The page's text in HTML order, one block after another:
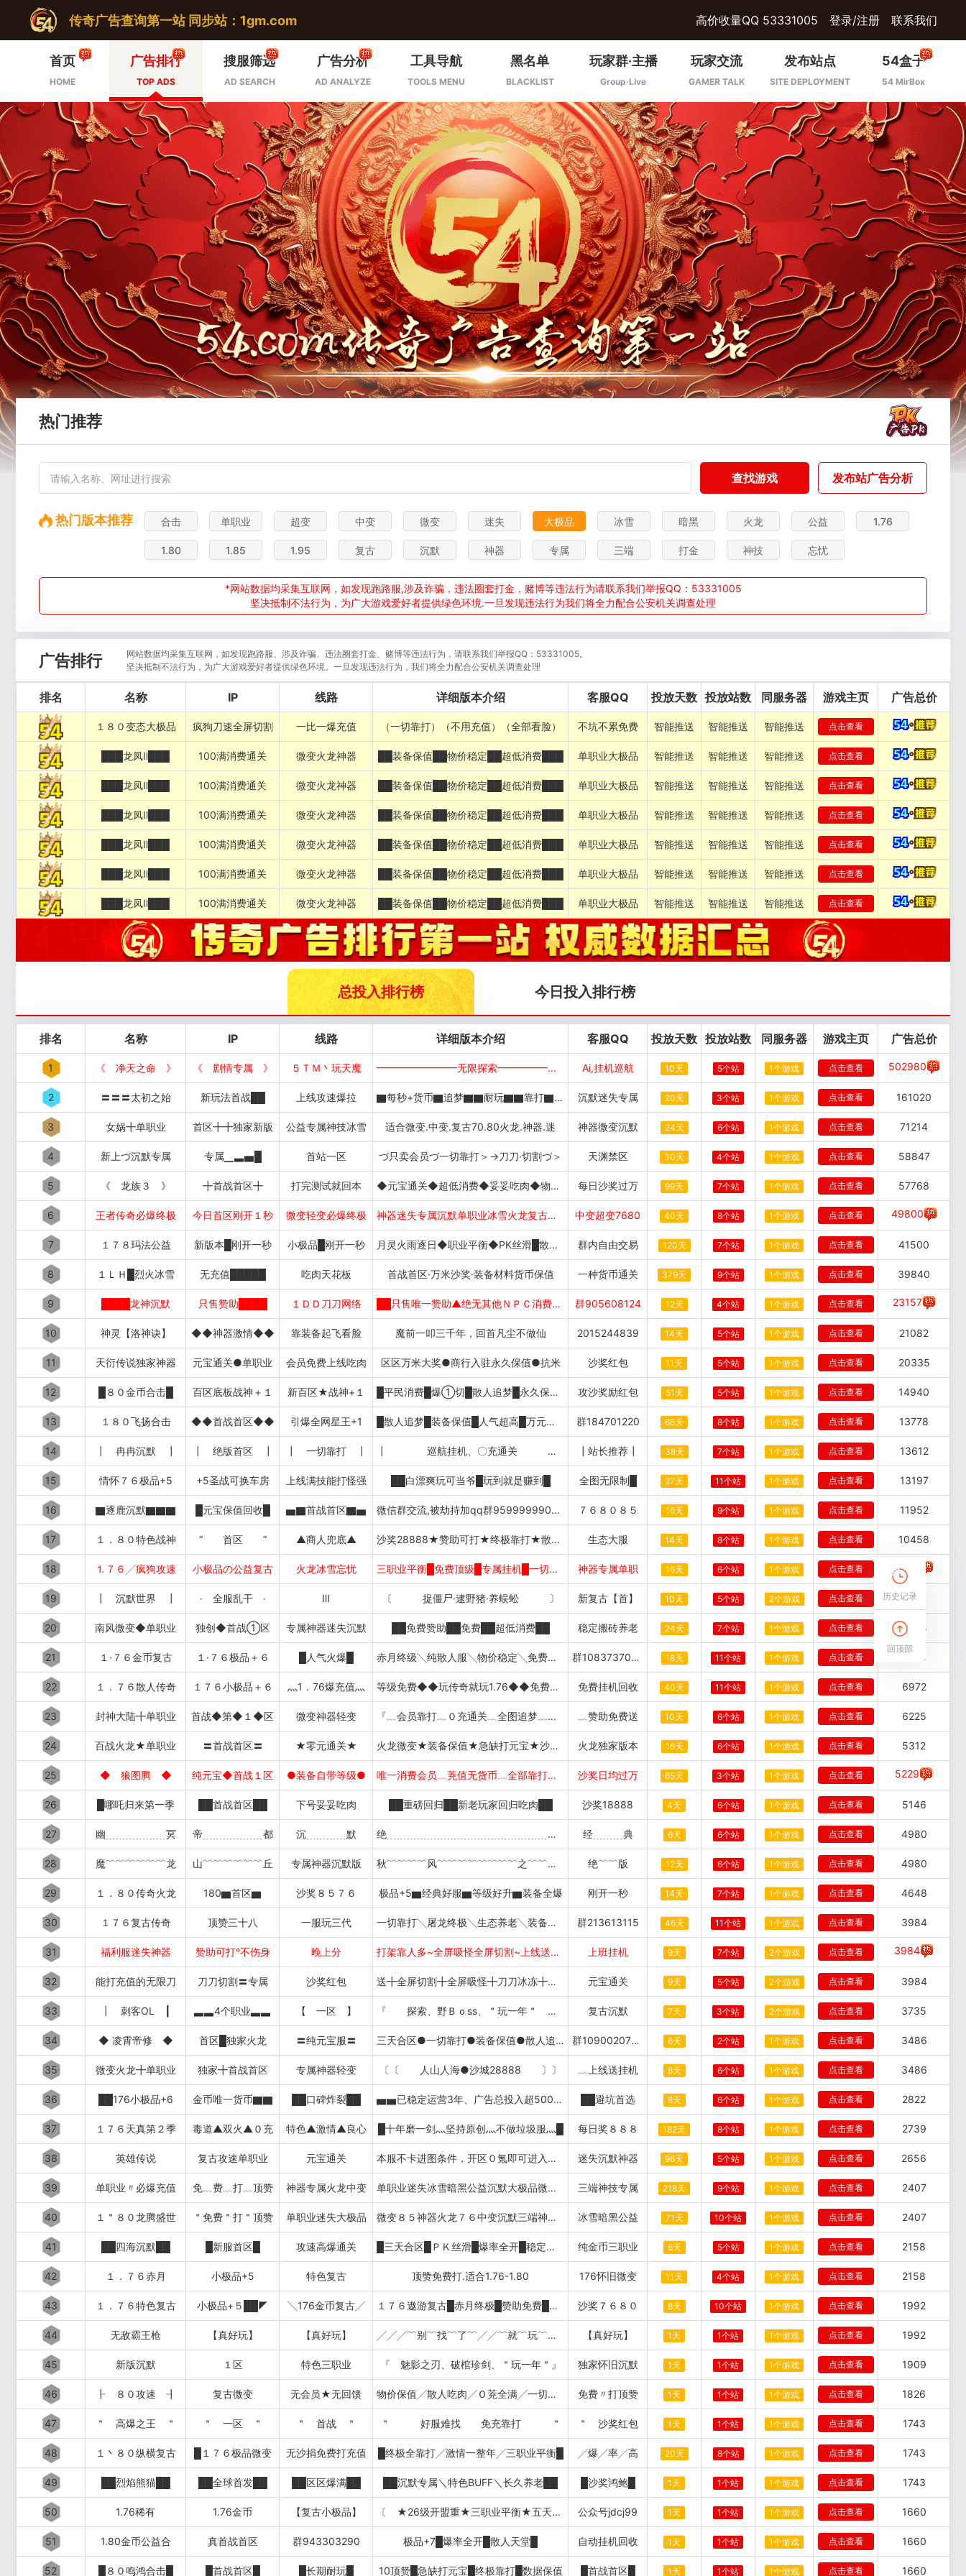
传奇广告查询第一站 同步站：1gm.com 高价收量QQ 53331005 登录/注册 联系我们
首页
HOME
广告排行
TOP ADS
搜服筛选
AD SEARCH
广告分析
AD ANALYZE
工具导航
TOOLS MENU
黑名单
BLACKLIST
玩家群·主播
Group·Live
玩家交流
GAMER TALK
发布站点
SITE DEPLOYMENT
54盒子
54 MirBox
热门推荐
查找游戏 发布站广告分析
热门版本推荐 合击 单职业 超变 中变 微变 迷失 大极品 冰雪 暗黑 火龙 公益 1.76
1.80 1.85 1.95 复古 沉默 神器 专属 三端 打金 神技 忘忧
*网站数据均采集互联网，如发现跑路服,涉及诈骗，违法圈套打金，赌博等违法行为请联系我们举报QQ：53331005
坚决抵制不法行为，为广大游戏爱好者提供绿色环境.一旦发现违法行为我们将全力配合公安机关调查处理
广告排行
网站数据均采集互联网，如发现跑路服、涉及诈骗、违法圈套打金、赌博等违法行为，请联系我们举报QQ：53331005。
坚决抵制不法行为，为广大游戏爱好者提供绿色环境。一旦发现违法行为，我们将全力配合公安机关调查处理
排名 名称 IP 线路 详细版本介绍 客服QQ 投放天数 投放站数 同服务器 游戏主页 广告总价
１８０变态大极品 疯狗刀速全屏切割 一比一爆充值 （一切靠打）（不用充值）（全部看脸） 不坑不累免费 智能推送 智能推送 智能推送 点击查看
███龙凤Ⅱ███ 100满消费通关 微变火龙神器 ██装备保值██物价稳定██超低消费███ 单职业大极品 智能推送 智能推送 智能推送 点击查看
███龙凤Ⅱ███ 100满消费通关 微变火龙神器 ██装备保值██物价稳定██超低消费███ 单职业大极品 智能推送 智能推送 智能推送 点击查看
███龙凤Ⅱ███ 100满消费通关 微变火龙神器 ██装备保值██物价稳定██超低消费███ 单职业大极品 智能推送 智能推送 智能推送 点击查看
███龙凤Ⅱ███ 100满消费通关 微变火龙神器 ██装备保值██物价稳定██超低消费███ 单职业大极品 智能推送 智能推送 智能推送 点击查看
███龙凤Ⅱ███ 100满消费通关 微变火龙神器 ██装备保值██物价稳定██超低消费███ 单职业大极品 智能推送 智能推送 智能推送 点击查看
███龙凤Ⅱ███ 100满消费通关 微变火龙神器 ██装备保值██物价稳定██超低消费███ 单职业大极品 智能推送 智能推送 智能推送 点击查看
总投入排行榜 今日投入排行榜
排名 名称 IP 线路 详细版本介绍 客服QQ 投放天数 投放站数 同服务器 游戏主页 广告总价
1 《 净天之命 》 《 剧情专属 》 ５ＴＭ丶玩天魔 ━━━━━━━━无限探索━━━━━━━━ Ai,挂机巡航 10天 5个站 1个游戏 点击查看 502980
2 〓〓〓太初之始 新玩法首战██ 上线攻速爆拉 ▇每秒+货币▇追梦▇▇耐玩▇▇靠打▇▇免 沉默迷失专属 20天 3个站 1个游戏 点击查看 161020
3 女娲╋单职业 首区╋╋独家新版 公益专属神技冰雪 适合微变.中变.复古70.80火龙.神器.迷 神器微变沉默 24天 6个站 1个游戏 点击查看 71214
4 新上づ沉默专属 专属▁▃▅█ 首站一区 づ只卖会员づ一切靠打＞→刀刀·切割づ＞ 天渊禁区 30天 4个站 1个游戏 点击查看 58847
5 《 龙族３ 》 ╋首战首区╋ 打完测试就回本 ◆元宝通关◆超低消费◆妥妥吃肉◆物价稳定 每日沙奖过万 99天 7个站 1个游戏 点击查看 57768
6 王者传奇必爆终极 今日首区刚开１秒 微变轻变必爆终极 神器迷失专属沉默单职业冰雪火龙复古神技 中变超变7680 40天 8个站 1个游戏 点击查看 49800
7 １７８玛法公益 新版本█刚开一秒 小极品█刚开一秒 月灵火雨逐日◆职业平衡◆PK丝滑█散人追 群内自由交易 120天 7个站 1个游戏 点击查看 41500
8 １ＬＨ█烈火冰雪 无充值█████ 吃肉天花板 首战首区·万米沙奖·装备材料货币保值 一种货币通关 379天 9个站 1个游戏 点击查看 39840
9 ████龙神沉默 只售赞助████ １ＤＤ刀刀网络 ██只售唯一赞助▲绝无其他ＮＰＣ消费██ 群905608124 12天 4个站 1个游戏 点击查看 23157
10 神灵【洛神诀】 ◆◆神器激情◆◆ 靠装备起飞看脸 魔前一叩三千年，回首凡尘不做仙 2015244839 14天 5个站 1个游戏 点击查看 21082
11 天衍传说独家神器 元宝通关●单职业 会员免费上线吃肉 区区万米大奖●商行入驻永久保值●抗米 沙奖红包 11天 5个站 1个游戏 点击查看 20335
12 █８０金币合击█ 百区底板战神＋１ 新百区★战神+１ █平民消费█爆①切█散人追梦█永久保值█ 攻沙奖励红包 51天 5个站 1个游戏 点击查看 14940
13 １８０飞扬合击 ◆◆首战首区◆◆ 引爆全网星王+1 █散人追梦█装备保值█人气超高█万元沙奖 群184701220 66天 8个站 1个游戏 点击查看 13778
14 ┃ 冉冉沉默 ┃ ┃ 绝版首区 ┃ ┃ 一切靠打 ┃ ┃ 巡航挂机、〇充通关 ┃ ┃站长推荐┃ 38天 7个站 1个游戏 点击查看 13612
15 情怀７６极品+5 +5圣战可换车房 上线满技能打怪强 ██白漂爽玩可当爷█玩到就是赚到█ 全图无限制█ 27天 11个站 1个游戏 点击查看 13197
16 ▇逐鹿沉默▇▇▇ █元宝保值回收█ ▅▇首战首区▇▅ 微信群交流,被劫持加qq群959999990下载 ７６８０８５ 16天 9个站 1个游戏 点击查看 11952
17 １．８０特色战神 “ 首区 ” ▲商人兜底▲ 沙奖28888★赞助可打★终极靠打★散人追梦 生态大服 14天 8个站 1个游戏 点击查看 10458
18 ⒈７６╱疯狗攻速 小极品の公益复古 火龙冰雪忘忧 三职业平衡█免费顶级█专属挂机█一切靠打 神器专属单职 16天 6个站 1个游戏 点击查看 9628
19 ┃ 沉默世界 ┃ · 全服乱干 · Ⅲ 〔 捉僵尸·逮野猪·养蜈蚣 〕 新复古【首】 10天 5个站 2个游戏 点击查看 9296
20 南风微变◆单职业 独创◆首战①区 专属神器迷失沉默 ██免费赞助██免费██超低消费██ 稳定搬砖养老 24天 7个站 1个游戏 点击查看 8964
21 １·７６金币复古 １·７６极品＋６ █人气火爆█ 赤月终级╲纯散人服╲物价稳定╲免费挂机 群1083737056 18天 11个站 1个游戏 点击查看 7968
22 １．７６散人传奇 １７６小极品＋６ 灬1．76爆充值灬 等级免费◆◆玩传奇就玩1.76◆◆免费挂机 免费挂机回收 40天 11个站 1个游戏 点击查看 6972
23 封神大陆╋单职业 首战◆第◆１◆区 微变神器轻变 『﹏会员靠打﹏０充通关﹏全图追梦﹏货币保 ﹏赞助免费送 10天 6个站 1个游戏 点击查看 6225
24 百战火龙★单职业 〓首战首区〓 ★零元通关★ 火龙微变★装备保值★急缺打元宝★沙奖红包 火龙独家版本 16天 6个站 1个游戏 点击查看 5312
25 ◆ 狼图腾 ◆ 纯元宝◆首战１区 ●装备自带等级● 唯一消费会员﹏茺值无货币﹏全部靠打﹏吃肉 沙奖日均过万 65天 3个站 1个游戏 点击查看 5229
26 █哪吒归来第一季 ██首战首区██ 下号妥妥吃肉 ██重磅回归██新老玩家回归吃肉██ 沙奖18888 4天 6个站 1个游戏 点击查看 5146
27 幽﹍﹍﹍﹍﹍﹍冥 帝﹍﹍﹍﹍﹍﹍都 沉﹍﹍﹍﹍默 绝﹍﹍﹍﹍﹍﹍﹍﹍﹍﹍﹍﹍﹍﹍﹍﹍﹍﹍版 经﹍﹍﹍典 6天 6个站 1个游戏 点击查看 4980
28 魔﹌﹌﹌﹌﹌﹌龙 山﹌﹌﹌﹌﹌﹌丘 专属神器沉默版 秋﹌﹌﹌﹌风﹌﹌﹌﹌﹌﹌﹌﹌之﹌﹌﹌﹌城 绝﹌﹌版 12天 6个站 1个游戏 点击查看 4980
29 １．８０传奇火龙 180▆首区▆ 沙奖８５７６ 极品+5▆经典好服▆等级好升▆装备全爆 刚开一秒 14天 7个站 1个游戏 点击查看 4648
30 １７６复古传奇 顶赞三十八 一服玩三代 一切靠打╲屠龙终极╲生态养老╲装备保值 群213613115 46天 11个站 1个游戏 点击查看 3984
31 福利服迷失神器 赞助可打°不伤身 晚上分 打架靠人多~全屏吸怪全屏切割~上线送赞助 上班挂机 9天 7个站 2个游戏 点击查看 3984
32 能打充值的无限刀 刀刀切割〓专属 沙奖红包 送╋全屏切割╋全屏吸怪╋刀刀冰冻╋赞助直 元宝通关 9天 5个站 2个游戏 点击查看 3984
33 ┃ 刺客OL ┃ ▃▃4个职业▃▃ 【 一区 】 『 探索、野Ｂｏss、＂玩一年＂ 』 复古沉默 7天 3个站 2个游戏 点击查看 3735
34 ◆ 凌霄帝修 ◆ 首区█独家火龙 〓纯元宝服〓 三天合区●一切靠打●装备保值●散人追梦 群1090020758 6天 2个站 1个游戏 点击查看 3486
35 微变火龙╋单职业 独家╋首战首区 专属神器轻变 〔〔 人山人海●沙城28888 〕〕 ﹏上线送挂机 8天 6个站 1个游戏 点击查看 3486
36 ██176小极品+6 金币唯一货币▇▇ ██口碑炸裂██ ▅▅已稳定运营3年、广告总投入超500万▅▅ ██避坑首选 8天 6个站 1个游戏 点击查看 2822
37 １７６天真第２季 毒道▲双火▲０充 特色▲激情▲良心 █十年磨一剑灬坚持原创灬不做垃圾服灬█ 每日奖８８８ 182天 8个站 1个游戏 点击查看 2739
38 英雄传说 复古攻速单职业 元宝通关 本服不卡进图条件，开区０氪即可进入所有图 迷失沉默神器 96天 5个站 1个游戏 点击查看 2656
39 单职业〃必爆充值 免﹏费﹏打﹏顶赞 神器专属火龙中变 单职业迷失冰雪暗黑公益沉默大极品微变８５ 三端神技专属 218天 9个站 1个游戏 点击查看 2407
40 １＂８０龙腾盛世 ＂免费＂打＂顶赞 单职业迷失大极品 微变８５神器火龙７６中变沉默三端神技专属 冰雪暗黑公益 71天 10个站 1个游戏 点击查看 2407
41 ██四海沉默██ █新服首区█ 攻速高爆通关 █三天合区█ＰＫ丝滑█爆率全开█稳定养老 纯金币三职业 6天 5个站 1个游戏 点击查看 2158
42 １．７６赤月 小极品+5 特色复古 顶赞免费打.适合1.76-1.80 176怀旧微变 11天 4个站 1个游戏 点击查看 2158
43 １．７６特色复古 小极品+５██◤ ╲176金币复古╱ １７６遨游复古█赤月终极█赞助免费█特色 沙奖７６８０ 8天 10个站 1个游戏 点击查看 1992
44 无敌霸王枪 【真好玩】 【真好玩】 ╱╱╱﹌别﹌找﹌了﹌╱╱﹌就﹌玩﹌我﹌╱ 【真好玩】 1天 1个站 1个游戏 点击查看 1992
45 新版沉默 １区 特色三职业 『 魅影之刃、破棺珍剑、＂玩一年＂』 独家怀旧沉默 1天 1个站 1个游戏 点击查看 1909
46 ┠ ８０攻速 ┨ 复古微变 无会员★无回馈 物价保值╱散人吃肉╱Ｏ茺全满╱一切全靠打 免费〃打顶赞 1天 1个站 1个游戏 点击查看 1826
47 ＂ 高爆之王 ＂ ＂ 一区 ＂ ＂ 首战 ＂ ＂ 好服难找 免充靠打 ＂ ＂ 沙奖红包 1天 1个站 1个游戏 点击查看 1743
48 １丶８０纵横复古 █１７６极品微变 无沙捐免费打充值 █终极全靠打╱激情一整年╱三职业平衡█ ╱爆╱率╱高 20天 8个站 1个游戏 点击查看 1743
49 ██烈焰熊猫██ ██全球首发██ ██区区爆满██ ██沉默专属＼特色BUFF＼长久养老██ █沙奖鸿鲍█ 1天 1个站 1个游戏 点击查看 1743
50 1.76稀有 1.76金币 【复古小极品】 〔 ★26级开盟重★三职业平衡★五天后合区 公众号jdcj99 1天 1个站 1个游戏 点击查看 1660
51 1.80金币公益合 真首战首区 群943303290 极品+7█爆率全开█散人天堂█ 自动挂机回收 1天 1个站 1个游戏 点击查看 1660
52 █８０鸣鸿合击█ █首战首区█ █长期耐玩█ 10顶赞█急缺打元宝█终极靠打█数据保值 █首战首区█ 1天 1个站 1个游戏 点击查看 1660
历史记录
回顶部